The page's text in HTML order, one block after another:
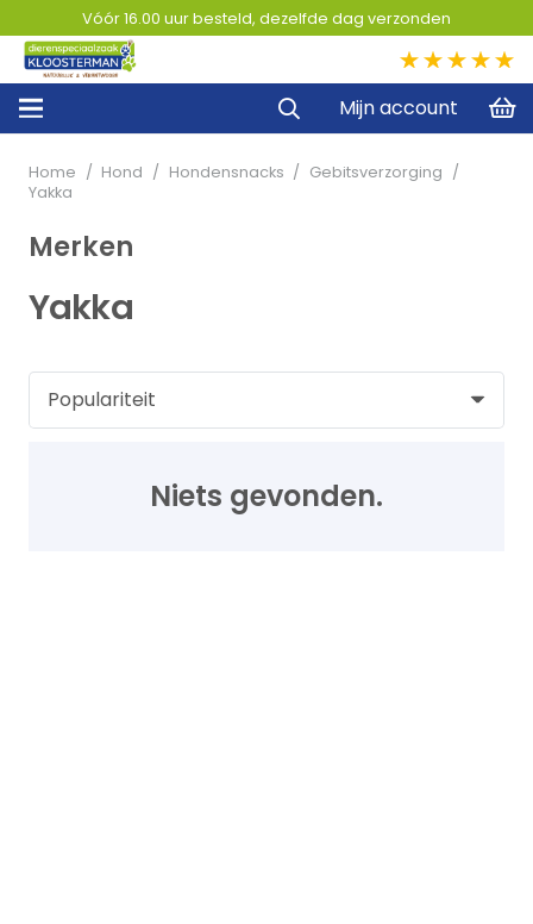
Vóór 16.00 uur besteld, dezelfde dag verzonden
Mijn account
Home / Hond / Hondensnacks / Gebitsverzorging /
Yakka
Yakka
Niets gevonden.
Merken